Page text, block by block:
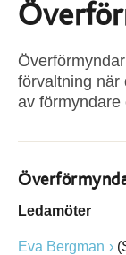
förvaltning när
av förmyndare
Ledamöter
Eva Bergman